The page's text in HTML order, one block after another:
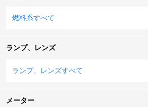
燃料系すべて
ランプ、レンズ
ランプ、レンズすべて
メーター